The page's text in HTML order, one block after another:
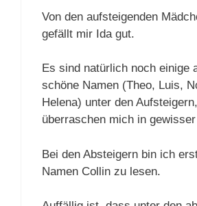
Von den aufsteigenden
gefällt mir Ida gut.
Es sind natürlich noch einige
schöne Namen (Theo, Luis,
Helena) unter den
überraschen mich in
Bei den Absteigern bin ich
Namen Collin zu lesen.